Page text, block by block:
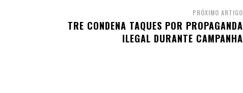
PRÓXIMO ARTIGO
TRE CONDENA TAQUES POR PROPAGANDA
ILEGAL DURANTE CAMPANHA